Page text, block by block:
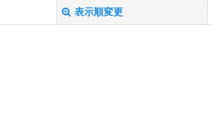
表示順変更